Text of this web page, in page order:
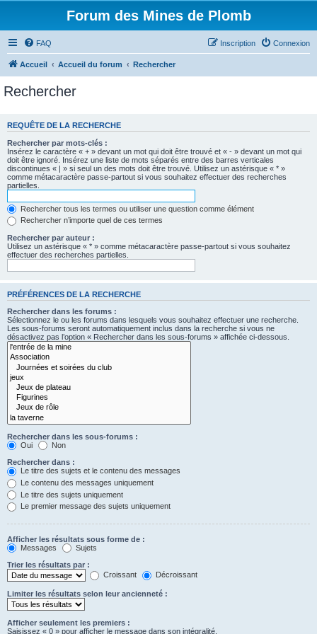
Forum des Mines de Plomb
FAQ Connexion
Inscription
Accueil Accueil du forum Rechercher
Rechercher
REQUÊTE DE LA RECHERCHE
Rechercher par mots-clés :
Insérez le caractère « + » devant un mot qui doit être trouvé et « - » devant un mot qui
doit être ignoré. Insérez une liste de mots séparés entre des barres verticales
discontinues « | » si seul un des mots doit être trouvé. Utilisez un astérisque « * »
comme métacaractère passe-partout si vous souhaitez effectuer des recherches
partielles.
Rechercher tous les termes ou utiliser une question comme élément
Rechercher n’importe quel de ces termes
Rechercher par auteur :
Utilisez un astérisque « * » comme métacaractère passe-partout si vous souhaitez
effectuer des recherches partielles.
PRÉFÉRENCES DE LA RECHERCHE
Rechercher dans les forums :
Sélectionnez le ou les forums dans lesquels vous souhaitez effectuer une recherche.
Les sous-forums seront automatiquement inclus dans la recherche si vous ne
désactivez pas l’option « Rechercher dans les sous-forums » affichée ci-dessous.
Rechercher dans les sous-forums :
Oui
Non
Rechercher dans :
Le titre des sujets et le contenu des messages
Le contenu des messages uniquement
Le titre des sujets uniquement
Le premier message des sujets uniquement
Afficher les résultats sous forme de :
Messages
Sujets
Trier les résultats par :
Croissant
Décroissant
Limiter les résultats selon leur ancienneté :
Afficher seulement les premiers :
Saisissez « 0 » pour afficher le message dans son intégralité.